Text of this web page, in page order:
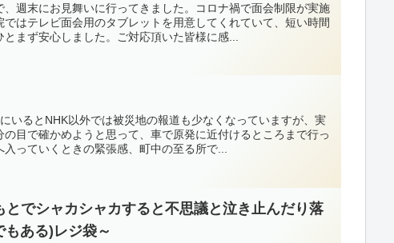
週末にお見舞いに行ってきました。コロナ禍で面会制限が実施
はテレビ面会用のタブレットを用意してくれていて、短い時間
まず安心しました。ご対応頂いた皆様に感...
いるとNHK以外では被災地の報道も少なくなっていますが、実
目で確かめようと思って、車で原発に近付けるところまで行っ
っていくときの緊張感、町中の至る所で...
とでシャカシャカすると不思議と泣き止んだり落
ある)レジ袋～